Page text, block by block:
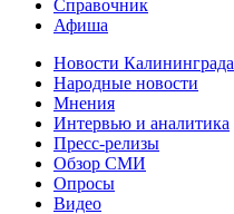
Справочник
Афиша
Новости Калининграда
Народные новости
Мнения
Интервью и аналитика
Пресс-релизы
Обзор СМИ
Опросы
Видео